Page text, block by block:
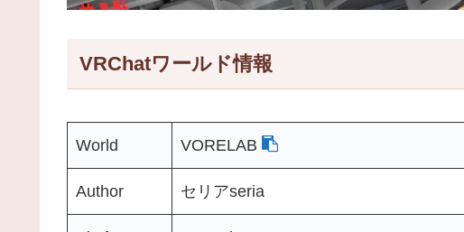
VRChatワールド情報
World VORELAB
Author セリアseria